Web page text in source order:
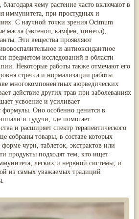
чему растение часто включают в
иммунитета, при простудных и
С научной точки зрения Ocimum
масла (эвгенол, камфен, цинеол),
Эти вещества проявляют
и антиоксидантное
предметом исследований в области
Некоторые работы также отмечают его
стресса и нормализации работы
многокомпонентных аюрведических
действие других трав при заболеваниях
усвоение и усиливает
формулы. Оно особенно ценится в
и гудучи, где помогает
и расширяет спектр терапевтического
собраны товары, в составе которых
чурн, таблеток, экстрактов или
продукты подходят тем, кто ищет
лёгких и нервной системы, и
из самых уважаемых традиций
(13)